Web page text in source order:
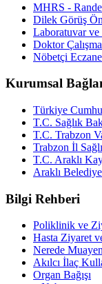
MHRS -
Dilek Görüş
Laboratuvar ve
Doktor
Nöbetçi
Kurumsal
Türkiye
T.C. Sağlık
T.C. Trabzon
Trabzon İl
T.C. Araklı
Araklı
Bilgi Rehberi
Poliklinik ve
Hasta Ziyaret
Nerede
Akılcı İlaç
Organ Bağışı